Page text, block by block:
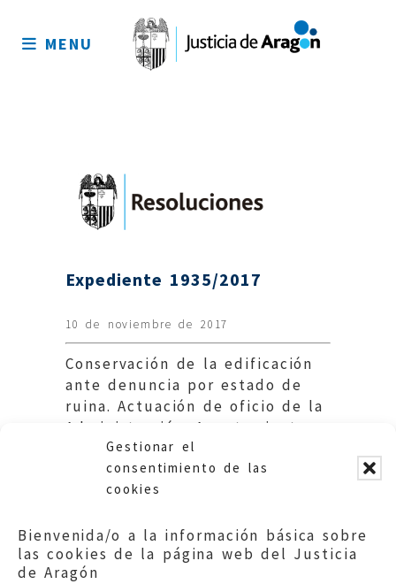
Gestionar el
consentimiento de las
cookies
Bienvenida/o a la información básica sobre
las cookies de la página web del Justicia
de Aragón
sitio
MENU
Expediente 1935/2017
10 de noviembre de 2017
Conservación de la edificación
ante denuncia por estado de
ruina. Actuación de oficio de la
Administración. Ayuntamiento
de El Frasno.